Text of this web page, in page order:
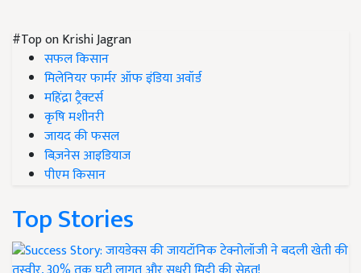
#Top on Krishi Jagran
सफल किसान
मिलेनियर फार्मर ऑफ इंडिया अवॉर्ड
महिंद्रा ट्रैक्टर्स
कृषि मशीनरी
जायद की फसल
बिज़नेस आइडियाज
पीएम किसान
Top Stories